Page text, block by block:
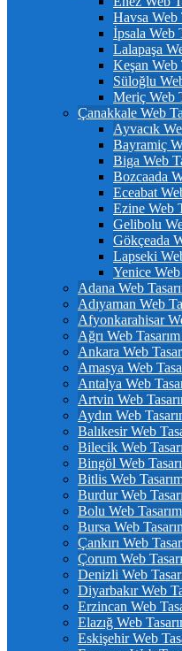
Havsa Web
İpsala Web
Lalapaşa
Keşan Web
Süloğlu
Meriç Web
Çanakkale Web
Ayvacık
Bayramiç
Biga Web
Bozcaada
Eceabat
Ezine Web
Gelibolu
Gökçeada
Lapseki
Yenice Web
Adana Web
Adıyaman Web
Afyonkarahisar
Ağrı Web
Ankara Web
Amasya Web
Antalya Web
Artvin Web
Aydın Web
Balıkesir Web
Bilecik Web
Bingöl Web
Bitlis Web
Burdur Web
Bolu Web
Bursa Web
Çankırı Web
Çorum Web
Denizli Web
Diyarbakır Web
Erzincan Web
Elazığ Web
Eskişehir Web